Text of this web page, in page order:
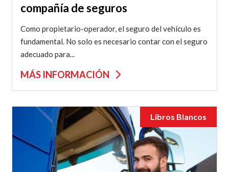
compañía de seguros
Como propietario-operador, el seguro del vehículo es
fundamental. No solo es necesario contar con el seguro
adecuado para...
MÁS INFORMACIÓN
Libros Blancos